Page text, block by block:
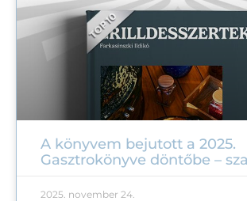
A könyvem bejutott a 2025.
Gasztrokönyve döntőbe –
2025. november 24.